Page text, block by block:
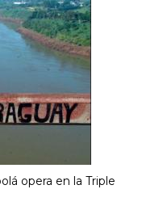
opera en la Triple